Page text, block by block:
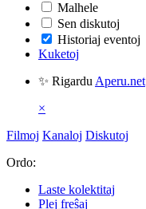
Malhele
Sen diskutoj
Historiaj eventoj
Kuketoj
✨ Rigardu Aperu.net
×
Filmoj Kanaloj Diskutoj
Ordo:
Laste kolektitaj
Plej freŝaj